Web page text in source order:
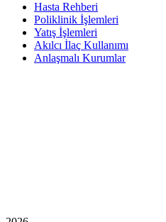
Hasta Rehberi
Poliklinik İşlemleri
Yatış İşlemleri
Akılcı İlaç Kullanımı
Anlaşmalı Kurumlar